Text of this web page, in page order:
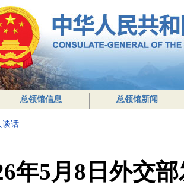
总领馆信息 总领馆新闻
谈话
年5月8日外交